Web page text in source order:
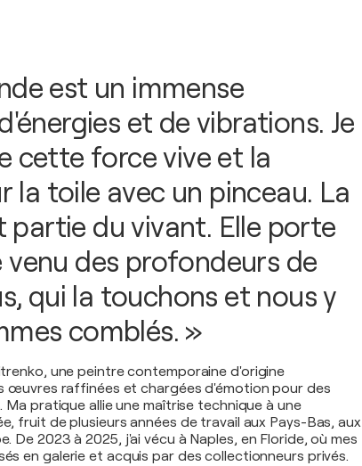
est un immense
et de vibrations. Je
cette force vive et la
la toile avec un pinceau. La
partie du vivant. Elle porte
venu des profondeurs de
qui la touchons et nous y
comblés. »
une peintre contemporaine d'origine
œuvres raffinées et chargées d'émotion pour des
pratique allie une maîtrise technique à une
fruit de plusieurs années de travail aux Pays-Bas, aux
De 2023 à 2025, j'ai vécu à Naples, en Floride, où mes
en galerie et acquis par des collectionneurs privés.